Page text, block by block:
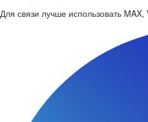
Для связи лучше использовать